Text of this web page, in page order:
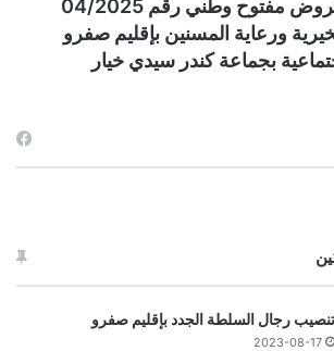
إعلان عن طلب عروض مفتوح وطني رقم 04/2025
ورعاية المسنين بإقليم صفرو
بجماعة كندر سيدي خيار
تنصيب رجال السلطة الجدد بإقليم صفرو
2023-08-17